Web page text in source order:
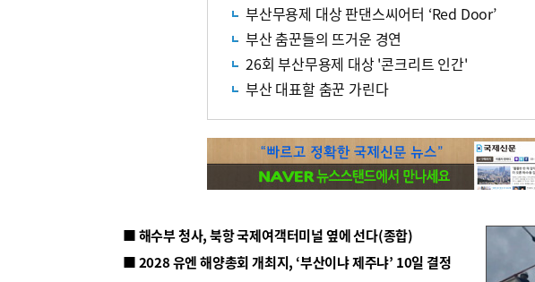
부산무용제 대상 판댄스씨어터 ‘Red Door’
부산 춤꾼들의 뜨거운 경연
26회 부산무용제 대상 '콘크리트 인간'
부산 대표할 춤꾼 가린다
■ 해수부 청사, 북항 국제여객터미널 옆에 선다(종합)
■ 2028 유엔 해양총회 개최지, ‘부산이냐 제주냐’ 10일 결정